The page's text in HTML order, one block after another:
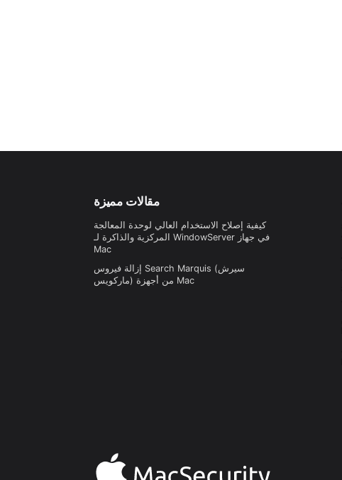
مقالات مميزة
كيفية إصلاح الاستخدام العالي لوحدة المعالجة
المركزية والذاكرة لـ WindowServer في جهاز
Mac
إزالة فيروس Search Marquis (سيرش
ماركويس) من أجهزة Mac